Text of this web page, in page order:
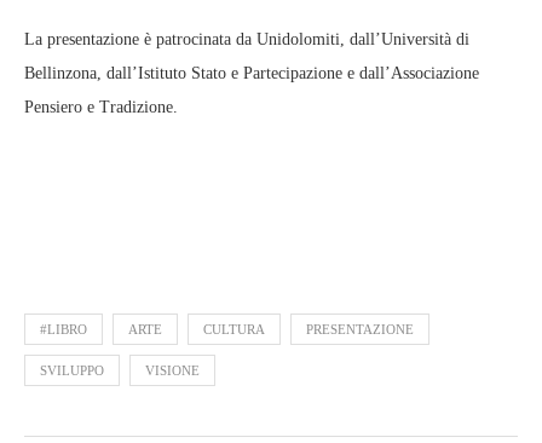
La presentazione è patrocinata da Unidolomiti, dall’Università di
Bellinzona, dall’Istituto Stato e Partecipazione e dall’Associazione
Pensiero e Tradizione.
#LIBRO ARTE CULTURA PRESENTAZIONE
SVILUPPO VISIONE